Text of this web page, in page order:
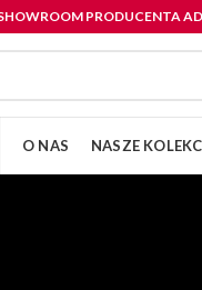
PRODUCENTA
O NAS NASZE